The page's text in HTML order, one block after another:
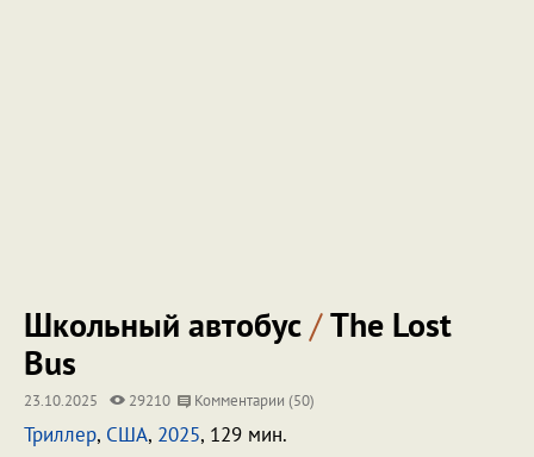
Школьный автобус/The Lost
Bus
23.10.2025 29210 Комментарии (50)
Триллер, США, 2025, 129 мин.